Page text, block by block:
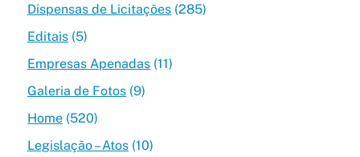
Dispensas de Licitações(285)
Editais(5)
Empresas Apenadas(11)
Galeria de Fotos(9)
Home(520)
Legislação – Atos(10)